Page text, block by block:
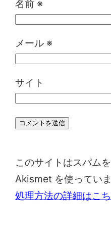
名前 ※
メール ※
サイト
このサイトはスパム
Akismet を使っていま
処理方法の詳細はこ